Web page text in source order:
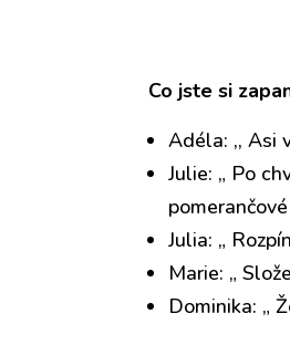
Co jste si
Adéla: ,, Asi
Julie: „ Po
Julia: „
Marie: „
Dominika: „